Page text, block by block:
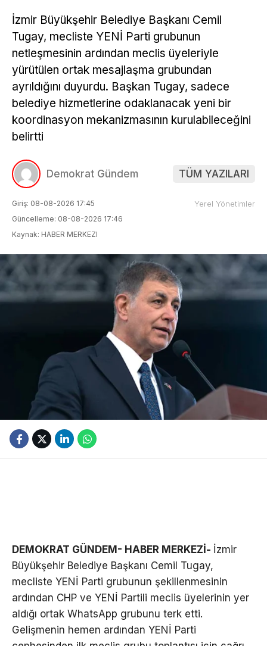
İzmir Büyükşehir Belediye Başkanı Cemil
Tugay, mecliste YENİ Parti grubunun
netleşmesinin ardından meclis üyeleriyle
yürütülen ortak mesajlaşma grubundan
ayrıldığını duyurdu. Başkan Tugay, sadece
belediye hizmetlerine odaklanacak yeni bir
koordinasyon mekanizmasının kurulabileceğini
belirtti
Demokrat Gündem TÜM YAZILARI
Giriş: 08-08-2026 17:45
Güncelleme: 08-08-2026 17:46
Kaynak: HABER MERKEZI
Yerel Yönetimler
DEMOKRAT GÜNDEM- HABER MERKEZİ- İzmir
Büyükşehir Belediye Başkanı Cemil Tugay,
mecliste YENİ Parti grubunun şekillenmesinin
ardından CHP ve YENİ Partili meclis üyelerinin yer
aldığı ortak WhatsApp grubunu terk etti.
Gelişmenin hemen ardından YENİ Parti